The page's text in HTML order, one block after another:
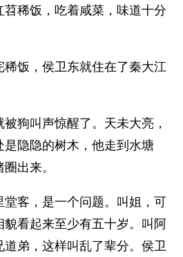
稀饭，吃着咸菜，味道十分
饭，侯卫东就住在了秦大江
叫声惊醒了。天未大亮，
隐隐的树木，他走到水塘
出来。
客，是一个问题。叫姐，可
貌看起来至少有五十岁。叫阿
弟，这样叫乱了辈分。侯卫